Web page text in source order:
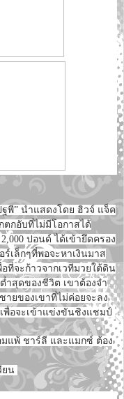
” นำแสดงโดย ฮิวจ์ แจ็ค
กอับที่ไม่มีโอกาสได้
ปอนด์ ได้เข้ายึดครอง
เล็กๆที่พอจะหาเงินมาส
ที่จะก้าวจากเวทีมวยใต้ดิน
ำสุดของชีวิต เขาต้องจำ
ยของเขาที่ไม่ค่อยจะลง
พื่อจะเข้าแข่งขันชิงแชมป์
แพ้ ชาร์ลี และแมกซ์ ต้อง
ยน